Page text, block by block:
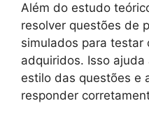
Além do estudo
resolver questões de
simulados para testar
adquiridos. Isso
estilo das questões e
responder